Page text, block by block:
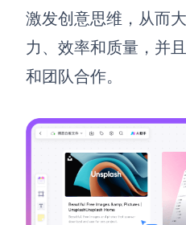
创意与绘图
AI生成思维导图
AI生成流程图
激发创意思维，从而
力、效率和质量，并
和团队合作。